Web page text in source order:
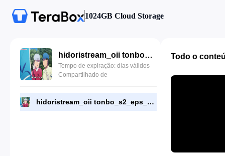
1024GB Cloud Storage
hidoristream_oii tonbo_s2_eps_3.mkv
Tempo de expiração: dias válidos
Compartilhado de
hidoristream_oii tonbo_s2_eps_3.mkv
Todo o